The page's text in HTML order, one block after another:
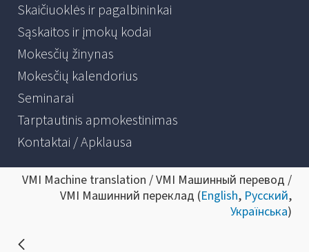
Skaičiuoklės ir pagalbininkai
Sąskaitos ir įmokų kodai
Mokesčių žinynas
Mokesčių kalendorius
Seminarai
Tarptautinis apmokestinimas
Kontaktai / Apklausa
VMI Machine translation / VMI Машинный перевод /
VMI Машинний переклад (English, Русский,
Українська)